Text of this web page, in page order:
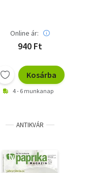
Online ár:
940 Ft
Kosárba
4 - 6 munkanap
ANTIKVÁR